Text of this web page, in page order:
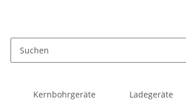
Kernbohrgeräte Ladegeräte